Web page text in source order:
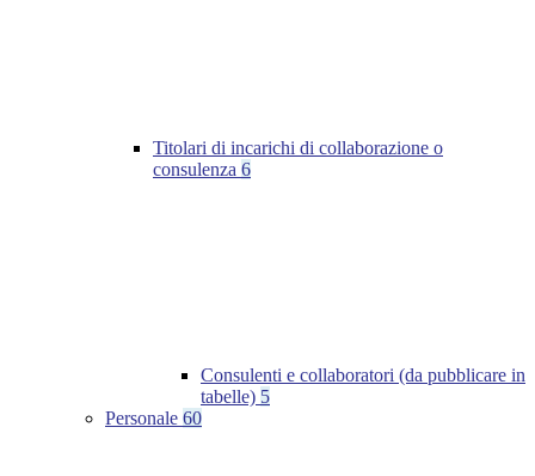
Titolari di incarichi di collaborazione o
consulenza 6
Consulenti e collaboratori (da pubblicare in
tabelle) 5
Personale 60